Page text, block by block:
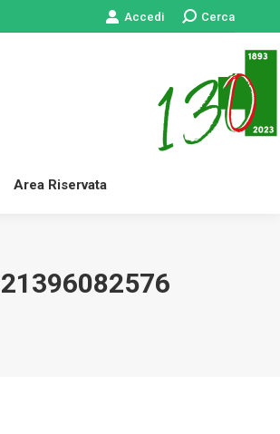
Accedi Cerca:Cerca
Area Riservata
Contatti Area Riservata